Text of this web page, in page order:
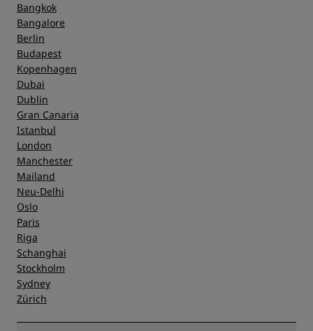
Bangkok
Bangalore
Berlin
Budapest
Kopenhagen
Dubai
Dublin
Gran Canaria
Istanbul
London
Manchester
Mailand
Neu-Delhi
Oslo
Paris
Riga
Schanghai
Stockholm
Sydney
Zürich